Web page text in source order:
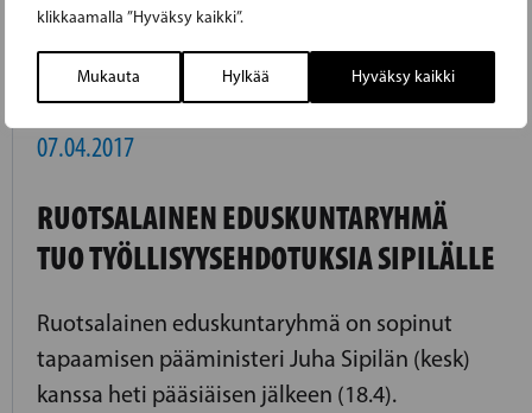
klikkaamalla ”Hyväksy kaikki”.
Mukauta Hylkää Hyväksy kaikki
07.04.2017
RUOTSALAINEN EDUSKUNTARYHMÄ
TUO TYÖLLISYYSEHDOTUKSIA SIPILÄLLE
Ruotsalainen eduskuntaryhmä on sopinut
tapaamisen pääministeri Juha Sipilän (kesk)
kanssa heti pääsiäisen jälkeen (18.4).